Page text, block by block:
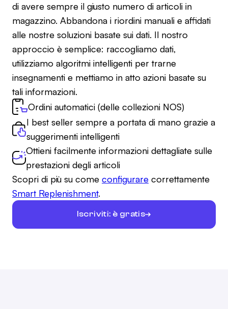
di avere sempre il giusto numero di articoli in
magazzino. Abbandona i riordini manuali e affidati
alle nostre soluzioni basate sui dati. Il nostro
approccio è semplice: raccogliamo dati,
utilizziamo algoritmi intelligenti per trarne
insegnamenti e mettiamo in atto azioni basate su
tali informazioni.
Ordini automatici (delle collezioni NOS)
I best seller sempre a portata di mano grazie a
suggerimenti intelligenti
Ottieni facilmente informazioni dettagliate sulle
prestazioni degli articoli
Scopri di più su come configurare correttamente
Smart Replenishment.
Iscriviti: è gratis